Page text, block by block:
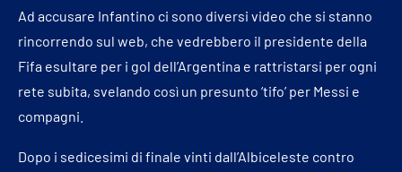
Ad accusare Infantino ci sono diversi video che si stanno
rincorrendo sul web, che vedrebbero il presidente della
Fifa esultare per i gol dell’Argentina e rattristarsi per ogni
rete subita, svelando così un presunto ‘tifo’ per Messi e
compagni.
Dopo i sedicesimi di finale vinti dall’Albiceleste contro